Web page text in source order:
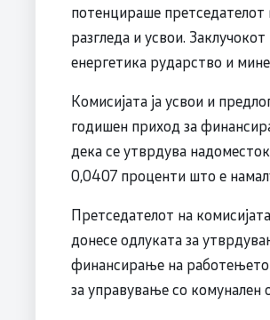
потенцираше претседателот
разгледа и усвои.
енергетика рударство и
Комисијата ја усвои и
годишен приход за
дека се утврдува
0,0407 проценти што е
Претседателот на
донесе одлуката за
финансирање на работењето
за управување со комунален